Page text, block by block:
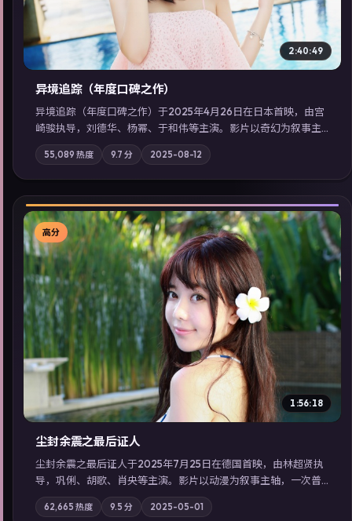
2:40:49
异境追踪（年度口碑之作）
异境追踪（年度口碑之作）于2025年4月26日在日本首映，由宫
崎骏执导，刘德华、杨幂、于和伟等主演。影片以奇幻为叙事主
轴，旧案重提，真相与谎言在同一条时间线上交锋；摄影与配乐
强化地域气质；站内亦可通过「国产免费观看高清电视剧在线
看」延展检索同类型高分佳作，畅享高清在线追剧体验。
55,089 热度 9.7 分 2025-08-12
▶
高分
1:56:18
尘封余震之最后证人
尘封余震之最后证人于2025年7月25日在德国首映，由林超贤执
导，巩俐、胡歌、肖央等主演。影片以动漫为叙事主轴，一次普
通通勤演变成全城关注的生死营救；摄影与配乐强化地域气质；
站内亦可通过「国产免费观看高清电视剧在线看」延展检索同类
62,665 热度 9.5 分 2025-05-01